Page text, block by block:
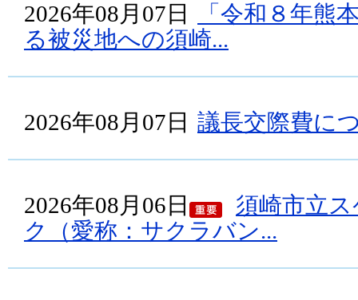
2026年08月07日
「令和８年熊
る被災地への須崎...
2026年08月07日 議長交際費に
2026年08月06日
須崎市立
ク（愛称：サクラバン...